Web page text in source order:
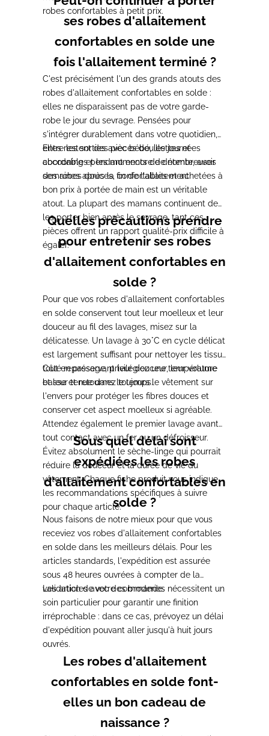
robes confortables à petit prix.
ses robes d'allaitement
confortables en solde une
fois l'allaitement terminé ?
C'est précisément l'un des grands atouts des
robes d'allaitement confortables en solde :
elles ne disparaissent pas de votre garde-
robe le jour du sevrage. Pensées pour
s'intégrer durablement dans votre quotidien,
elles restent des pièces douillettes et
abordables pendant encore de nombreuses
semaines après la fin de l'allaitement.
Entre les sorties avec bébé, les journées
cocooning et les moments de détente, avoir
des robes douces, confortables et achetées à
bon prix à portée de main est un véritable
atout. La plupart des mamans continuent de
les porter bien après le sevrage, tant ces
pièces offrent un rapport qualité-prix difficile à
égaler.
Quelles précautions prendre
pour entretenir ses robes
d'allaitement confortables en
solde ?
Pour que vos robes d'allaitement confortables
en solde conservent tout leur moelleux et leur
douceur au fil des lavages, misez sur la
délicatesse. Un lavage à 30°C en cycle délicat
est largement suffisant pour nettoyer les tissus
tout en préservant leur douceur, leur volume
et leur tenue dans le temps.
Côté repassage, privilégiez une température
basse et retournez toujours le vêtement sur
l'envers pour protéger les fibres douces et
conserver cet aspect moelleux si agréable.
Attendez également le premier lavage avant
tout contact avec un fer ou un défroisseur.
Évitez absolument le sèche-linge qui pourrait
réduire la douceur et la durée de vie du
vêtement. Chaque fiche produit vous indique
les recommandations spécifiques à suivre
pour chaque article.
Sous quel délai sont
expédiées les robes
d'allaitement confortables en
solde ?
Nous faisons de notre mieux pour que vous
receviez vos robes d'allaitement confortables
en solde dans les meilleurs délais. Pour les
articles standards, l'expédition est assurée
sous 48 heures ouvrées à compter de la
validation de votre commande.
Les articles avec des broderies nécessitent un
soin particulier pour garantir une finition
irréprochable : dans ce cas, prévoyez un délai
d'expédition pouvant aller jusqu'à huit jours
ouvrés.
Les robes d'allaitement
confortables en solde font-
elles un bon cadeau de
naissance ?